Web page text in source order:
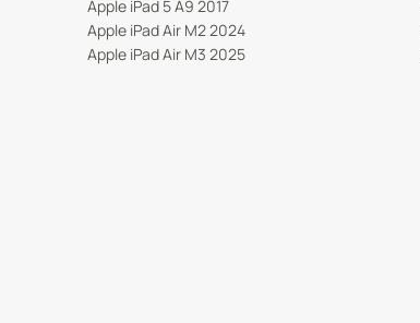
Apple iPad 5 A9 2017
Apple iPad Air M2 2024
Apple iPad Air M3 2025